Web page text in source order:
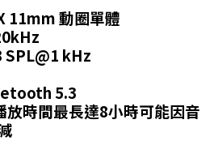
11mm 動圈單體
SPL@1 kHz
5.3
放時間最長達8小時可能因音